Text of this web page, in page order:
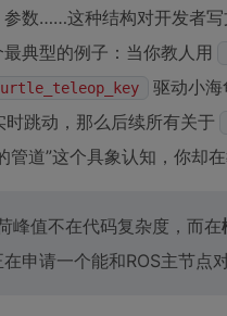
数……这种结构对开发者
最典型的例子：当你教人用
驱动小海
时跳动，那么后续所有关于
道”这个具象认知，你却
峰值不在代码复杂度，而在
申请一个能和ROS主节点对